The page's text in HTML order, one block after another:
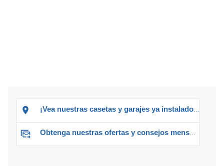
¡Vea nuestras casetas y garajes ya instalados!
Obtenga nuestras ofertas y consejos mensuales